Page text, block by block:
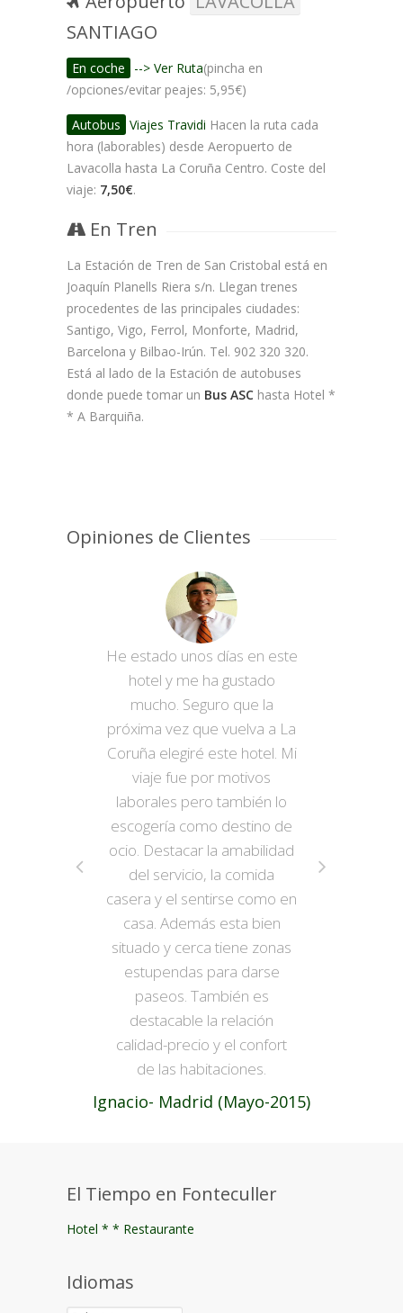
SANTIAGO
En coche --> Ver Ruta(pincha en
/opciones/evitar peajes: 5,95€)
Autobus Viajes Travidi Hacen la ruta cada
hora (laborables) desde Aeropuerto de
Lavacolla hasta La Coruña Centro. Coste del
viaje: 7,50€.
En Tren
La Estación de Tren de San Cristobal está en
Joaquín Planells Riera s/n. Llegan trenes
procedentes de las principales ciudades:
Santigo, Vigo, Ferrol, Monforte, Madrid,
Barcelona y Bilbao-Irún. Tel. 902 320 320.
Está al lado de la Estación de autobuses
donde puede tomar un Bus ASC hasta Hotel *
* A Barquiña.
Opiniones de Clientes
He estado unos días en este
hotel y me ha gustado
mucho. Seguro que la
próxima vez que vuelva a La
Coruña elegiré este hotel. Mi
viaje fue por motivos
laborales pero también lo
escogería como destino de
ocio. Destacar la amabilidad
del servicio, la comida
casera y el sentirse como en
casa. Además esta bien
situado y cerca tiene zonas
estupendas para darse
paseos. También es
destacable la relación
calidad-precio y el confort
de las habitaciones.
Ignacio- Madrid (Mayo-2015)
El Tiempo en Fonteculler
Hotel * * Restaurante
Idiomas